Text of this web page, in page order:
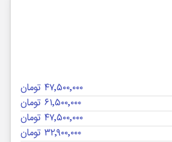
۴۷٬۵۰۰٬۰۰۰ تومان
۶۱٬۵۰۰٬۰۰۰ تومان
۴۷٬۵۰۰٬۰۰۰ تومان
۳۲٬۹۰۰٬۰۰۰ تومان